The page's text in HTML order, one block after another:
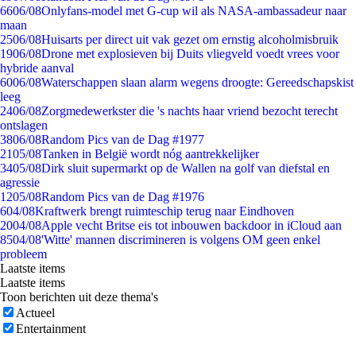
6606/08Onlyfans-model met G-cup wil als NASA-ambassadeur naar
maan
2506/08Huisarts per direct uit vak gezet om ernstig alcoholmisbruik
1906/08Drone met explosieven bij Duits vliegveld voedt vrees voor
hybride aanval
6006/08Waterschappen slaan alarm wegens droogte: Gereedschapskist
leeg
2406/08Zorgmedewerkster die 's nachts haar vriend bezocht terecht
ontslagen
3806/08Random Pics van de Dag #1977
2105/08Tanken in België wordt nóg aantrekkelijker
3405/08Dirk sluit supermarkt op de Wallen na golf van diefstal en
agressie
1205/08Random Pics van de Dag #1976
604/08Kraftwerk brengt ruimteschip terug naar Eindhoven
2004/08Apple vecht Britse eis tot inbouwen backdoor in iCloud aan
8504/08'Witte' mannen discrimineren is volgens OM geen enkel
probleem
Laatste items
Laatste items
Toon berichten uit deze thema's
Actueel
Entertainment